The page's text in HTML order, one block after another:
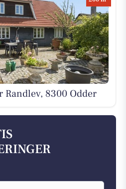
Randlev, 8300 Odder